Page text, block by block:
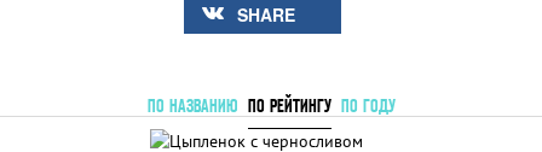
SHARE
ПО НАЗВАНИЮ ПО РЕЙТИНГУ ПО ГОДУ